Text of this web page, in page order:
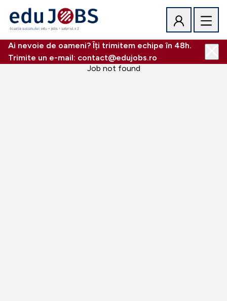
Ai nevoie de oameni? Îți trimitem echipe în 48h.
Trimite un e-mail: contact@edujobs.ro
Job not found